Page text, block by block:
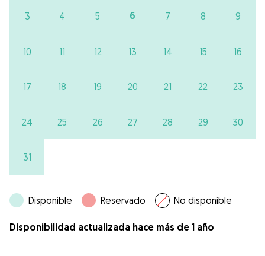
3 4 5 6 7 8 9
10 11 12 13 14 15 16
17 18 19 20 21 22 23
24 25 26 27 28 29 30
31
Disponible Reservado No disponible
Disponibilidad actualizada hace más de 1 año